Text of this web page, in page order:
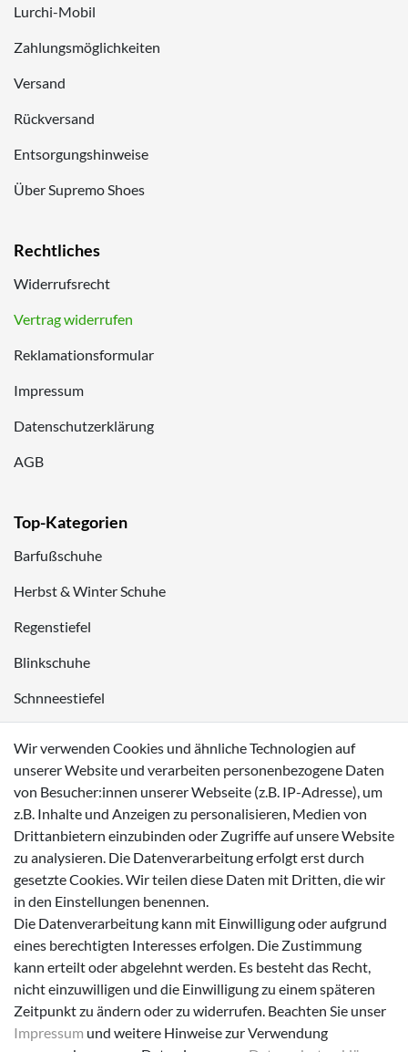
Lurchi-Mobil
Zahlungsmöglichkeiten
Versand
Rückversand
Entsorgungshinweise
Über Supremo Shoes
Rechtliches
Widerrufsrecht
Vertrag widerrufen
Reklamationsformular
Impressum
Datenschutzerklärung
AGB
Top-Kategorien
Barfußschuhe
Herbst & Winter Schuhe
Regenstiefel
Blinkschuhe
Schnneestiefel
Sneaker
Zahlungsmöglichkeiten
Versanddienstleister
Wir verwenden Cookies und ähnliche Technologien auf
unserer Website und verarbeiten personenbezogene Daten
von Besucher:innen unserer Webseite (z.B. IP-Adresse), um
z.B. Inhalte und Anzeigen zu personalisieren, Medien von
Drittanbietern einzubinden oder Zugriffe auf unsere Website
zu analysieren. Die Datenverarbeitung erfolgt erst durch
gesetzte Cookies. Wir teilen diese Daten mit Dritten, die wir
in den Einstellungen benennen.
Die Datenverarbeitung kann mit Einwilligung oder aufgrund
eines berechtigten Interesses erfolgen. Die Zustimmung
kann erteilt oder abgelehnt werden. Es besteht das Recht,
nicht einzuwilligen und die Einwilligung zu einem späteren
Zeitpunkt zu ändern oder zu widerrufen. Beachten Sie unser
Impressum und weitere Hinweise zur Verwendung